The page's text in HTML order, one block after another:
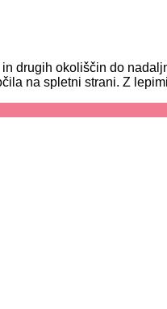
drugih okoliščin do
na spletni strani. Z